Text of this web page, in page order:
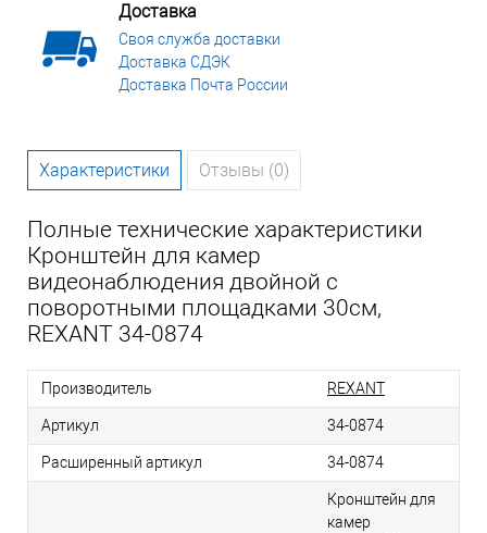
Доставка
Своя служба доставки
Доставка СДЭК
Доставка Почта России
Характеристики Отзывы (0)
Полные технические характеристики
Кронштейн для камер
видеонаблюдения двойной с
поворотными площадками 30см,
REXANT 34-0874
Производитель REXANT
Артикул 34-0874
Расширенный артикул 34-0874
Кронштейн для
камер